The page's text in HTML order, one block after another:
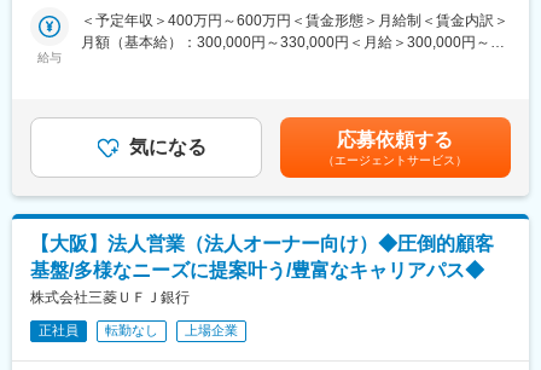
■商工会議所とのパートナーシップ
共済・福祉制度を引き受けています。
その歴史により、商工会議所からの紹介や協業によって訪問のき
っかけを作りやすいアドバンテージは他社にはない有利性があり
金融営業で一番苦しむ行先がない。について同社は商工会議所と
の連携強化により訪問先を見出せます。
■アクサGについて
アクサは1817年にフランスで生まれ、世界51の国と地域にサービ
ス提供をする保険及び資産運用分野の世界的リーディングカンパ
ニーです。
■職務概要：
ております。
営業所長昇格後は全国461の各営業所で、マネジメント全般を担
当。数十名のお客さまアドバイザーのリーダーとして、業務のサ
■職務詳細：
・保険商品の提案を行うお客さまアドバイザーの採用・人事・育
成
・予算管理
・営業戦略の策定,販促用ツールの企画
・営業所の実績向上を目的とした、キャンペーンやイベントの企
給与
＜予定年収＞400万円～600万円＜賃金形態＞月給制＜賃金内訳＞
月額（基本給）：300,000円～330,000円＜月給＞300,000円～
万円■40万7000円／32歳、既婚、子1人、首都圏在住└月給33万
円+住宅手当4万円+家族手当3万7000円賃金はあくまでも目安の金
額であり、選考を通じて上下する可能性があります。月給(月額)は
固定手当を含めた表記です。
気になる 応募依頼する
（エージェントサービス）
【大阪】法人営業（法人オーナー向け）◆圧倒的顧客
基盤/多様なニーズに提案叶う/豊富なキャリアパス◆
株式会社三菱ＵＦＪ銀行
正社員 転勤なし 上場企業